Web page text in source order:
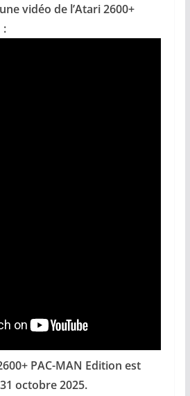
vidéo de l’Atari 2600+
:
PAC-MAN Edition est
octobre 2025.